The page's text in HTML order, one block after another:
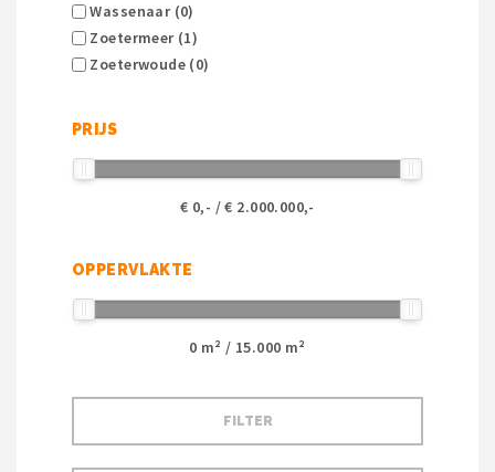
Wassenaar (0)
Zoetermeer (1)
Zoeterwoude (0)
PRIJS
€ 0,- / € 2.000.000,-
OPPERVLAKTE
0 m² / 15.000 m²